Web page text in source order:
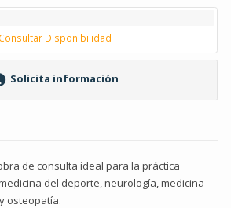
Consultar Disponibilidad
Solicita información
de consulta ideal para la práctica
del deporte, neurología, medicina
osteopatía.